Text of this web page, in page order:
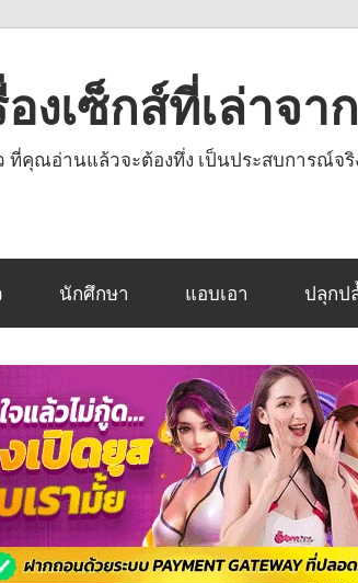
องเซ็กส์ที่เล่าจ
ว ที่คุณอ่านแล้วจะต้องทึ่ง เป็นประสบการ
นักศึกษา แอบเอา ปลุกป